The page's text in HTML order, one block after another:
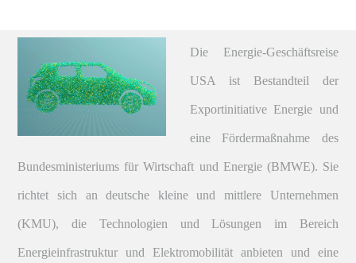
Die Energie-Geschäftsreise
USA ist Bestandteil der
Exportinitiative Energie und
eine Fördermaßnahme des
Bundesministeriums für Wirtschaft und Energie (BMWE). Sie
richtet sich an deutsche kleine und mittlere Unternehmen
(KMU), die Technologien und Lösungen im Bereich
Energieinfrastruktur und Elektromobilität anbieten und eine